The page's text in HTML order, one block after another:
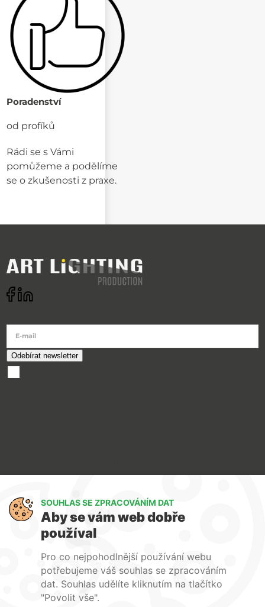
Poradenství
od profíků
Rádi se s Vámi
pomůžeme a podělíme
se o zkušenosti z praxe.
E-mail
O nás
Kontakty
SOUHLAS SE ZPRACOVÁNÍM DAT
Aby se vám web dobře
používal
Pro co nejpohodlnější používání webu
potřebujeme váš souhlas se zpracováním
dat. Souhlas udělíte kliknutím na tlačítko
"Povolit vše".